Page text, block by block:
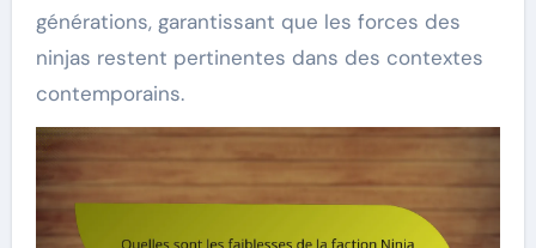
générations, garantissant que les forces des
ninjas restent pertinentes dans des contextes
contemporains.